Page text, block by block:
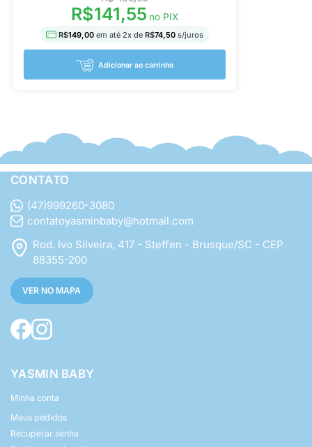
R$141,55no PIX
R$149,00 em até 2x de R$74,50s/juros
Adicionar ao carrinho
CONTATO
(47)999260-3080
contatoyasminbaby@hotmail.com
Rod. Ivo Silveira, 417 - Steffen - Brusque/SC - CEP
88355-200
VER NO MAPA
YASMIN BABY
Minha conta
Meus pedidos
Recuperar senha